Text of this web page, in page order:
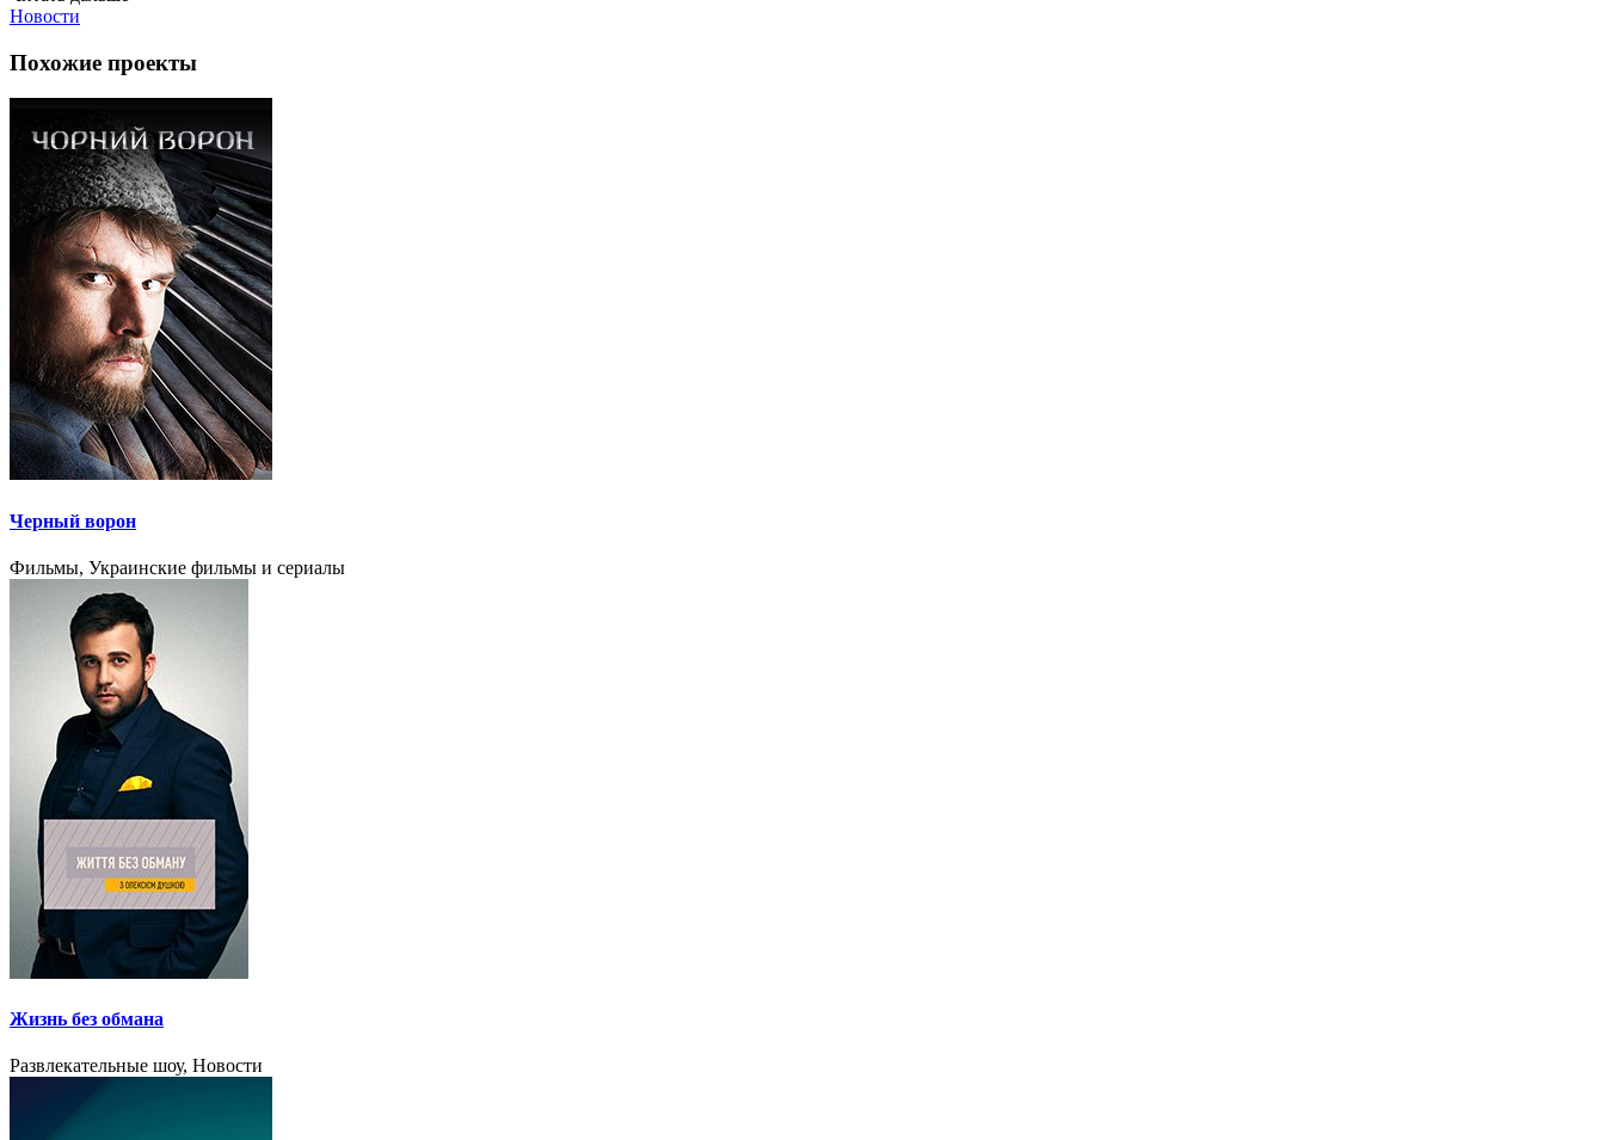
Новости
Похожие проекты
Черный ворон
Фильмы, Украинские фильмы и сериалы
Жизнь без обмана
Развлекательные шоу, Новости